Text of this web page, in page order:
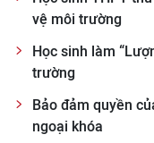
vệ môi trường
Học sinh làm
trường
Bảo đảm quyền
ngoại khóa